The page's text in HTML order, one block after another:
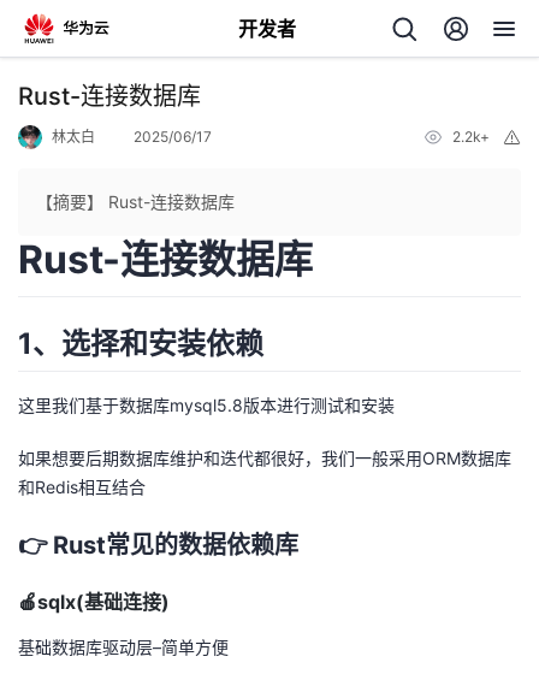
开发者
返
人
主
页
我
的
开
我
Rust-连接数据库
林太白 2025/06/17 2.2k+
【摘要】 Rust-连接数据库
Rust-连接数据库
1、选择和安装依赖
这里我们基于数据库mysql5.8版本进行测试和安装
如果想要后期数据库维护和迭代都很好，我们一般采用ORM数据库
和Redis相互结合
👉 Rust常见的数据依赖库
🍎sqlx(基础连接)
基础数据库驱动层–简单方便